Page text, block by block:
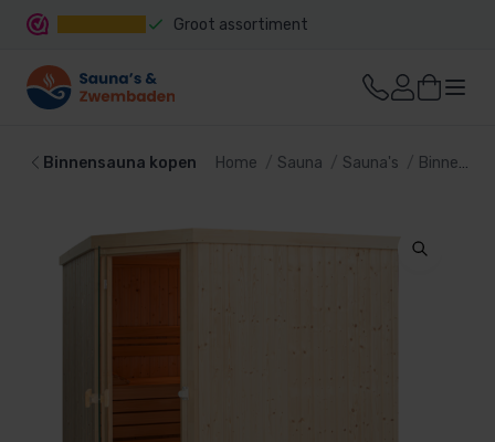
Groot assortiment
Binnensauna kopen Home Sauna Sauna's Binnensauna kopen